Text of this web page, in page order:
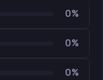
0%
0%
0%